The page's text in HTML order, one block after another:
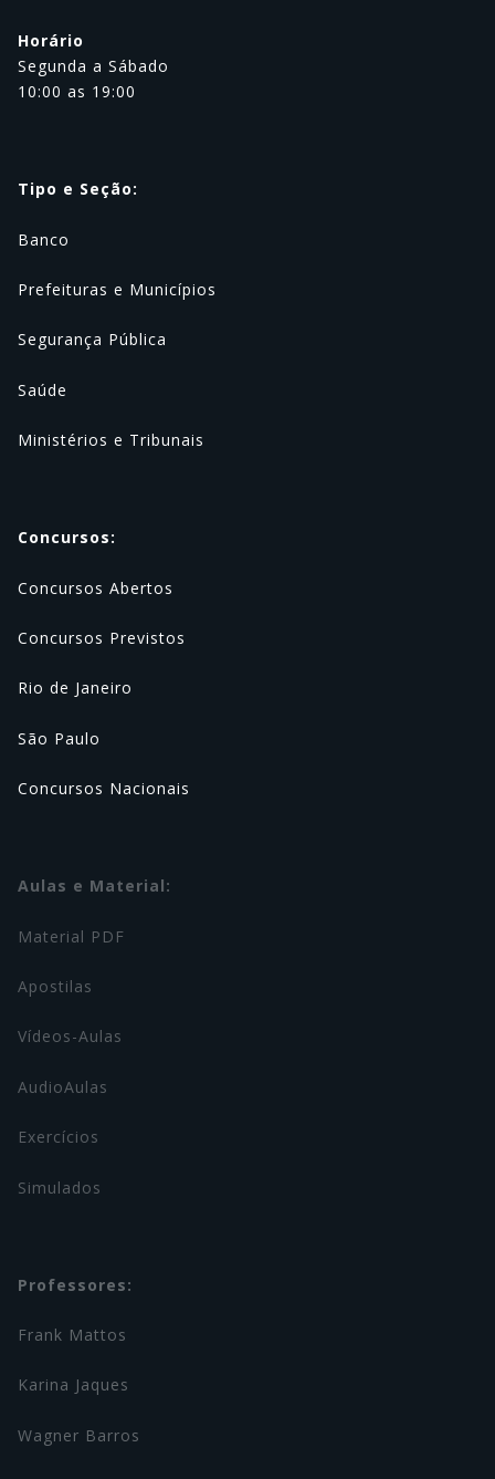
Horário
Segunda a Sábado
10:00 as 19:00
Tipo e Seção:
Banco
Prefeituras e Municípios
Segurança Pública
Saúde
Ministérios e Tribunais
Concursos:
Concursos Abertos
Concursos Previstos
Rio de Janeiro
São Paulo
Concursos Nacionais
Aulas e Material:
Material PDF
Apostilas
Vídeos-Aulas
AudioAulas
Exercícios
Simulados
Professores:
Frank Mattos
Karina Jaques
Wagner Barros